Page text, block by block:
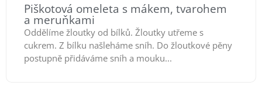
Piškotová omeleta s mákem, tvarohem
a meruňkami
Oddělíme žloutky od bílků. Žloutky utřeme s
cukrem. Z bílku našleháme sníh. Do žloutkové pěny
postupně přidáváme sníh a mouku...